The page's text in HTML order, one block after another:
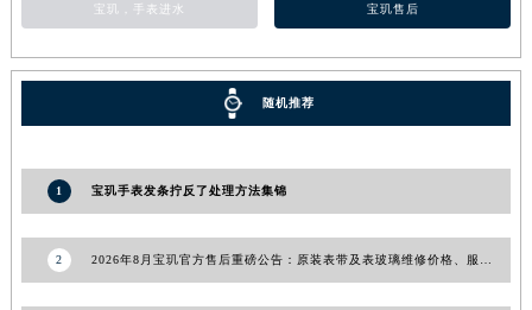
湖北省咸宁市咸安区长安大道宝玑售后服务中心（需提前预约）
湖北省孝感市孝南区复兴大道宝玑售后服务中心（需提前预约）
湖南省常德市武陵区人民路宝玑售后服务中心（需提前预约）
湖南省衡阳市雁峰区解放路宝玑售后服务中心（需提前预约）
宝玑，手表进水 宝玑售后
随机推荐
1 宝玑手表发条拧反了处理方法集锦
2